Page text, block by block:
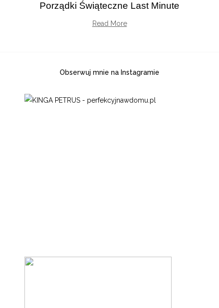
Porządki Świąteczne Last Minute
Read More
Obserwuj mnie na Instagramie